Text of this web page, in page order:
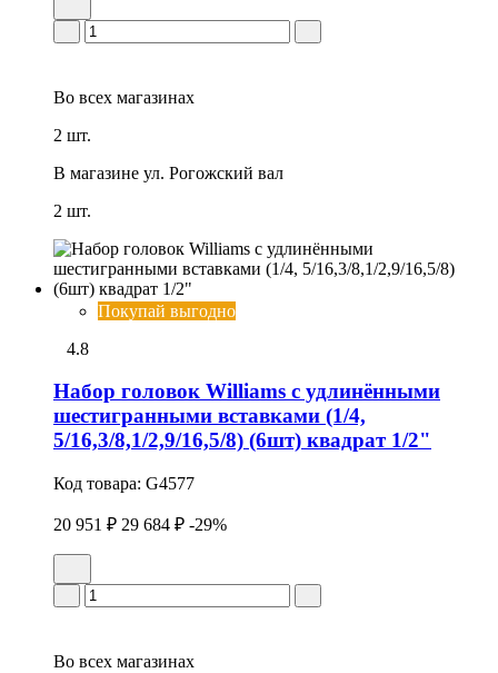
Во всех магазинах
2 шт.
В магазине ул. Рогожский вал
2 шт.
Покупай выгодно
4.8
Набор головок Williams с удлинёнными
шестигранными вставками (1/4,
5/16,3/8,1/2,9/16,5/8) (6шт) квадрат 1/2"
Код товара: G4577
20 951 ₽ 29 684 ₽ -29%
Во всех магазинах